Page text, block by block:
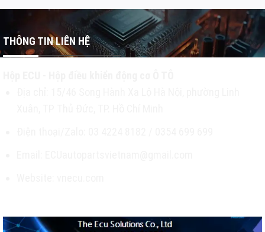
THÔNG TIN LIÊN HỆ